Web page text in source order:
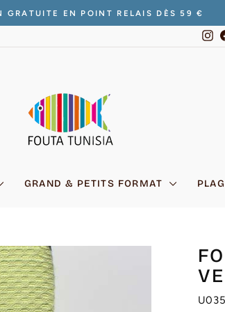
Diaporama
GRATUITE EN POINT RELAIS DÈS 59 €
GRAND & PETITS FORMAT